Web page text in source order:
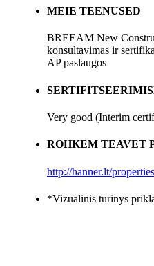
MEIE TEENUSED
BREEAM New
konsultavimas ir
AP paslaugos
Very good (Interim
ROHKEM TEAVET
http://hanner.lt/
*Vizualinis turinys